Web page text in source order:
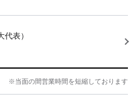
代表）
※当面の間営業時間を短縮しております